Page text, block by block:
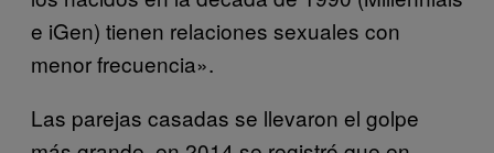
e iGen) tienen relaciones sexuales con
menor frecuencia».
Las parejas casadas se llevaron el golpe